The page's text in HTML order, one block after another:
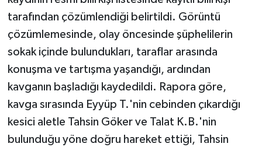
tarafından çözümlendiği belirtildi. Görüntü
çözümlemesinde, olay öncesinde şüphelilerin
sokak içinde bulundukları, taraflar arasında
konuşma ve tartışma yaşandığı, ardından
kavganın başladığı kaydedildi. Rapora göre,
kavga sırasında Eyyüp T.'nin cebinden çıkardığı
kesici aletle Tahsin Göker ve Talat K.B.'nin
bulunduğu yöne doğru hareket ettiği, Tahsin